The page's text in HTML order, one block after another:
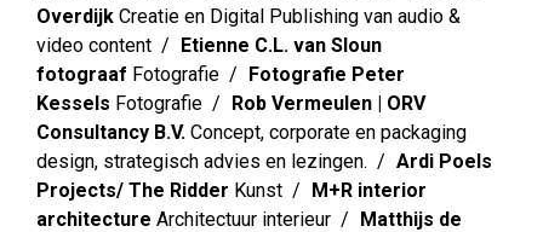
Overdijk Creatie en Digital Publishing van audio &
video content
Etienne C.L. van Sloun
fotograaf Fotografie
Fotografie Peter
Kessels Fotografie
Rob Vermeulen | ORV
Consultancy B.V. Concept, corporate en packaging
design, strategisch advies en lezingen.
Ardi Poels
Projects/ The Ridder Kunst
M+R interior
architecture Architectuur interieur
Matthijs de